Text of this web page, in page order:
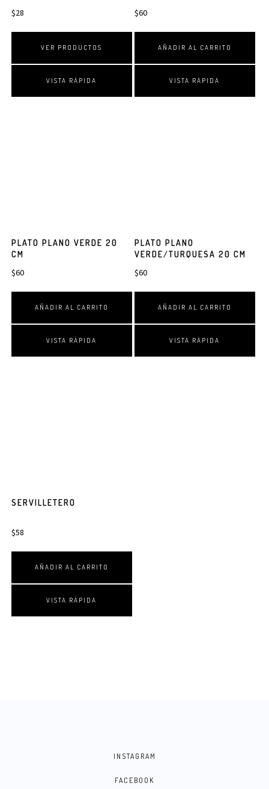
$28
VER PRODUCTOS
VISTA RÁPIDA
$60
AÑADIR AL CARRITO
VISTA RÁPIDA
PLATO PLANO VERDE 20
CM
$60
AÑADIR AL CARRITO
VISTA RÁPIDA
PLATO PLANO
VERDE/TURQUESA 20 CM
$60
AÑADIR AL CARRITO
VISTA RÁPIDA
SERVILLETERO
$58
AÑADIR AL CARRITO
VISTA RÁPIDA
INSTAGRAM
FACEBOOK